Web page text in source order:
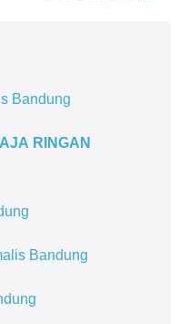
Bandung
RINGAN
Bandung